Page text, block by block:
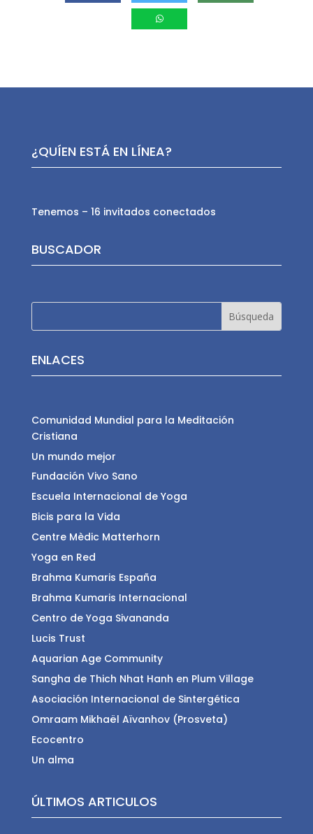
¿QUÍEN ESTÁ EN LÍNEA?
Tenemos – 16 invitados conectados
BUSCADOR
ENLACES
Comunidad Mundial para la Meditación
Cristiana
Un mundo mejor
Fundación Vivo Sano
Escuela Internacional de Yoga
Bicis para la Vida
Centre Mèdic Matterhorn
Yoga en Red
Brahma Kumaris España
Brahma Kumaris Internacional
Centro de Yoga Sivananda
Lucis Trust
Aquarian Age Community
Sangha de Thich Nhat Hanh en Plum Village
Asociación Internacional de Sintergética
Omraam Mikhaël Aïvanhov (Prosveta)
Ecocentro
Un alma
ÚLTIMOS ARTICULOS